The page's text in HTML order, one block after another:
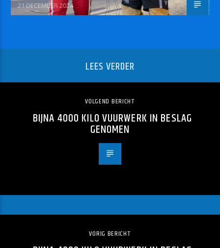
21 DECEMBER 2024
LEES VERDER
VOLGEND BERICHT
BIJNA 4000 KILO VUURWERK IN BESLAG
GENOMEN
VORIG BERICHT